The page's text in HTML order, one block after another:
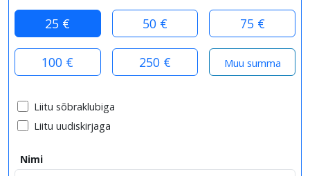
25 € 50 € 75 €
100 € 250 €
Liitu sõbraklubiga
Liitu uudiskirjaga
Nimi